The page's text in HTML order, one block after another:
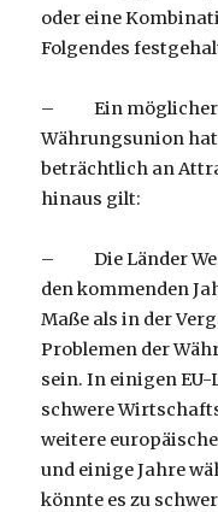
oder eine
Folgendes
– Ein möglicher
Währungsunion
beträchtlich an
hinaus gilt:
– Die Länder
den kommenden
Maße als in der
Problemen der
sein. In einigen
schwere
weitere
und einige Jahre
könnte es zu